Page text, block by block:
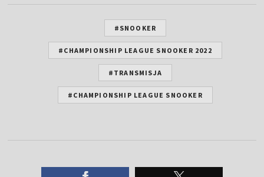
#SNOOKER
#CHAMPIONSHIP LEAGUE SNOOKER 2022
#TRANSMISJA
#CHAMPIONSHIP LEAGUE SNOOKER